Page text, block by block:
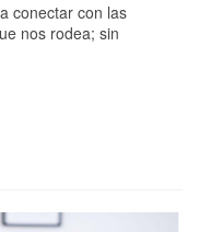
conectar con las
nos rodea; sin